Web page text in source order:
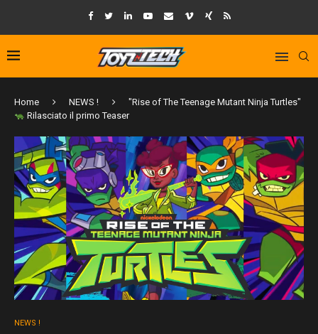
Home NEWS !
"Rise of The Teenage Mutant Ninja Turtles"
Rilasciato il primo Teaser
NEWS !